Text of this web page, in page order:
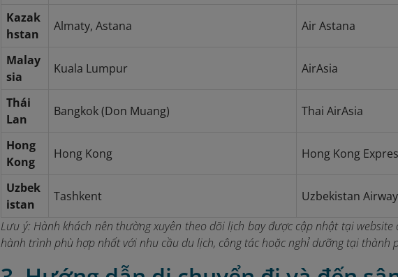
Kazak
hstan
Almaty, Astana Air Astana
Malay
sia
Kuala Lumpur AirAsia
Thái
Lan
Bangkok (Don Muang) Thai AirAsia
Hong
Kong
Hong Kong Hong Kong
Uzbek
istan
Tashkent
Uzbekistan
Lưu ý: Hành khách nên thường xuyên theo dõi lịch bay được cập nhật tại
hành trình phù hợp nhất với nhu cầu du lịch, công tác hoặc nghỉ dưỡng tại thành